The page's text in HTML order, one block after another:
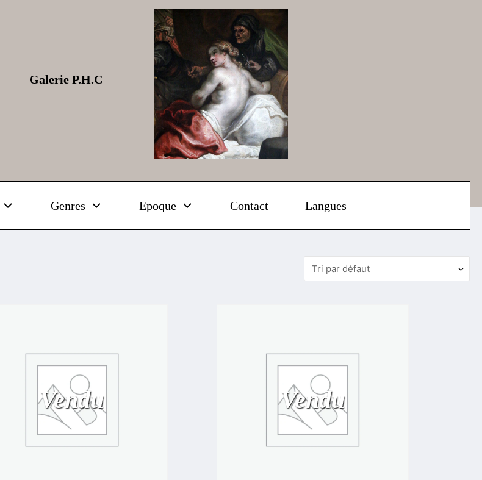
Galerie P.H.C
Genres Epoque Contact Langues
Vendu Vendu